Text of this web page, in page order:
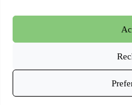
Copyright © 2026 oriGIn |
Geographical Indications